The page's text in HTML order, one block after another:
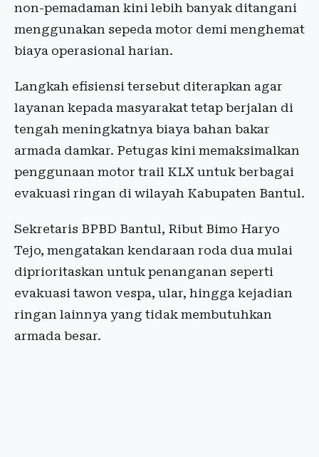
non-pemadaman kini lebih banyak ditangani
menggunakan sepeda motor demi menghemat
biaya operasional harian.
Langkah efisiensi tersebut diterapkan agar
layanan kepada masyarakat tetap berjalan di
tengah meningkatnya biaya bahan bakar
armada damkar. Petugas kini memaksimalkan
penggunaan motor trail KLX untuk berbagai
evakuasi ringan di wilayah Kabupaten Bantul.
Sekretaris BPBD Bantul, Ribut Bimo Haryo
Tejo, mengatakan kendaraan roda dua mulai
diprioritaskan untuk penanganan seperti
evakuasi tawon vespa, ular, hingga kejadian
ringan lainnya yang tidak membutuhkan
armada besar.